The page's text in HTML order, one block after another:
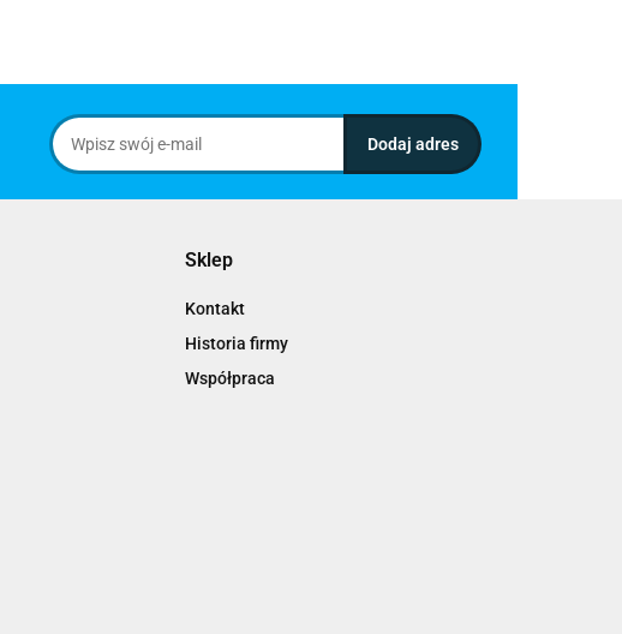
Sklep
Kontakt
Historia firmy
Współpraca